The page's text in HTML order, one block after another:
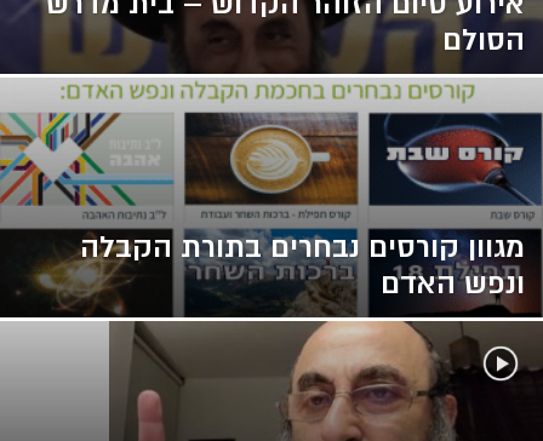
הסולם
מגוון קורסים נבחרים בתורת הקבלה
ונפש האדם